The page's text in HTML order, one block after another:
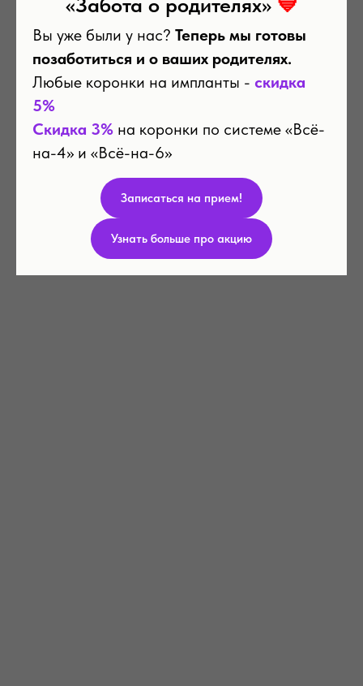
Вы уже были у нас? Теперь мы готовы
позаботиться и о ваших родителях.
Любые коронки на импланты - скидка
5%
Скидка 3% на коронки по системе «Всё-
на-4» и «Всё-на-6»
Записаться на прием!
Узнать больше про акцию